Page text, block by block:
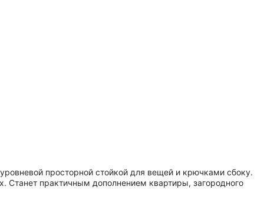
просторной стойкой для вещей и крючками сбоку.
Станет практичным дополнением квартиры, загородного